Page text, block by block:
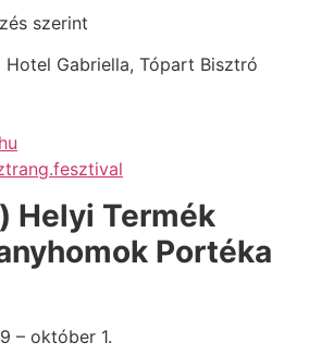
szerint
Hotel Gabriella, Tópart Bisztró
Helyi Termék
Portéka
– október 1.